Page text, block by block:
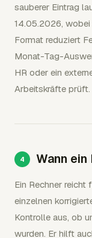
sauberer Eintrag
14.05.2026,
Format reduziert
Monat-Tag-
HR oder ein
Arbeitskräfte prüft.
Wann
Ein Rechner reicht
einzelnen
Kontrolle aus, ob
wurden. Er hilft